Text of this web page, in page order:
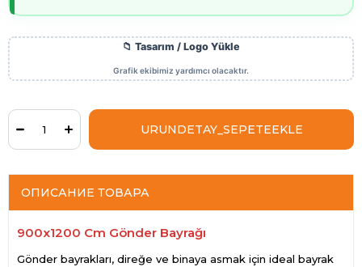
ОПИСАНИЕ ТОВАРА
900x1200 Cm Gönder Bayrağı
Gönder bayrakları, direğe ve binaya asmak için ideal bayrak